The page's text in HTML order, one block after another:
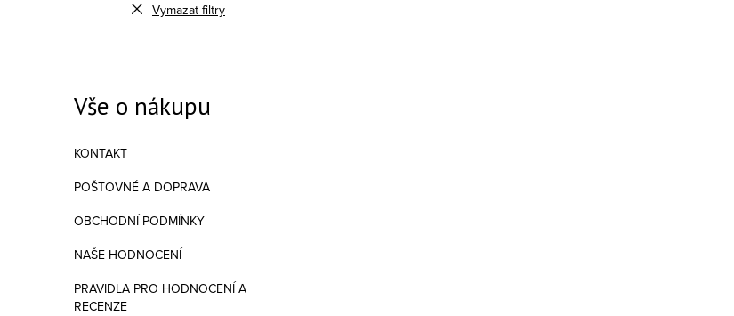
Vymazat filtry
Vše o nákupu
KONTAKT
POŠTOVNÉ A DOPRAVA
OBCHODNÍ PODMÍNKY
NAŠE HODNOCENÍ
PRAVIDLA PRO HODNOCENÍ A
RECENZE